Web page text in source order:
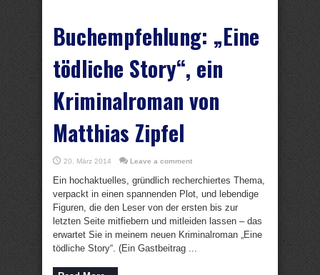
Buchempfehlung: „Eine
tödliche Story“, ein
Kriminalroman von
Matthias Zipfel
20. März 2014 Leave a comment
Ein hochaktuelles, gründlich recherchiertes Thema,
verpackt in einen spannenden Plot, und lebendige
Figuren, die den Leser von der ersten bis zur
letzten Seite mitfiebern und mitleiden lassen – das
erwartet Sie in meinem neuen Kriminalroman „Eine
tödliche Story“. (Ein Gastbeitrag ...